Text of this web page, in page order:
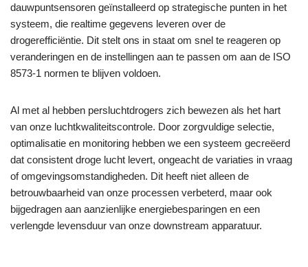
dauwpuntsensoren geïnstalleerd op strategische punten in het
systeem, die realtime gegevens leveren over de
drogerefficiëntie. Dit stelt ons in staat om snel te reageren op
veranderingen en de instellingen aan te passen om aan de ISO
8573-1 normen te blijven voldoen.
Al met al hebben persluchtdrogers zich bewezen als het hart
van onze luchtkwaliteitscontrole. Door zorgvuldige selectie,
optimalisatie en monitoring hebben we een systeem gecreëerd
dat consistent droge lucht levert, ongeacht de variaties in vraag
of omgevingsomstandigheden. Dit heeft niet alleen de
betrouwbaarheid van onze processen verbeterd, maar ook
bijgedragen aan aanzienlijke energiebesparingen en een
verlengde levensduur van onze downstream apparatuur.